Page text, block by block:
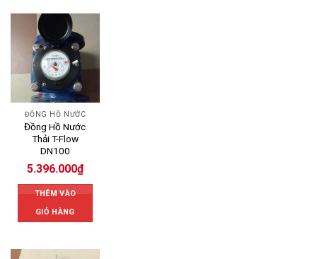
ĐỒNG HỒ NƯỚC
Đồng Hồ Nước
Thải T-Flow
DN100
5.396.000₫
THÊM VÀO
GIỎ HÀNG